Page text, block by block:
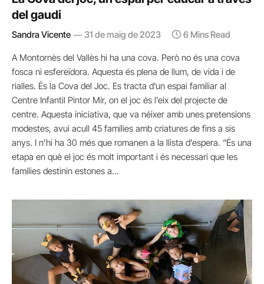
del gaudi
Sandra Vicente 31 de maig de 2023 6 Mins Read
A Montornès del Vallès hi ha una cova. Però no és una cova
fosca ni esfereïdora. Aquesta és plena de llum, de vida i de
rialles. És la Cova del Joc. Es tracta d’un espai familiar al
Centre Infantil Pintor Mir, on el joc és l’eix del projecte de
centre. Aquesta iniciativa, que va néixer amb unes pretensions
modestes, avui acull 45 famílies amb criatures de fins a sis
anys. I n’hi ha 30 més que romanen a la llista d’espera. “És una
etapa en què el joc és molt important i és necessari que les
famílies destinin estones a…